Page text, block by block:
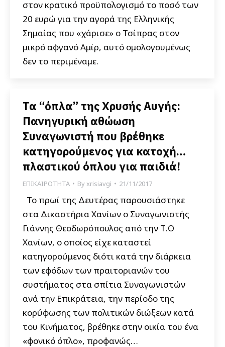
στον κρατικό προϋπολογισμό το ποσό των
20 ευρώ για την αγορά της Ελληνικής
Σημαίας που «χάρισε» ο Τσίπρας στον
μικρό αφγανό Αμίρ, αυτό ομολογουμένως
δεν το περιμέναμε.
Τα “όπλα” της Χρυσής Αυγής:
Πανηγυρική αθώωση
Συναγωνιστή που βρέθηκε
κατηγορούμενος για κατοχή…
πλαστικού όπλου για παιδιά!
ΕΠΙΚΑΙΡΟΤΗΤΑ Byxrisiavgi 21/11/2017
Το πρωί της Δευτέρας παρουσιάστηκε
στα Δικαστήρια Χανίων ο Συναγωνιστής
Γιάννης Θεοδωρόπουλος από την Τ.Ο
Χανίων, ο οποίος είχε καταστεί
κατηγορούμενος διότι κατά την διάρκεια
των εφόδων των πραιτοριανών του
συστήματος στα σπίτια Συναγωνιστών
ανά την Επικράτεια, την περίοδο της
κορύφωσης των πολιτικών διώξεων κατά
του Κινήματος, βρέθηκε στην οικία του ένα
«φονικό όπλο», προφανώς…